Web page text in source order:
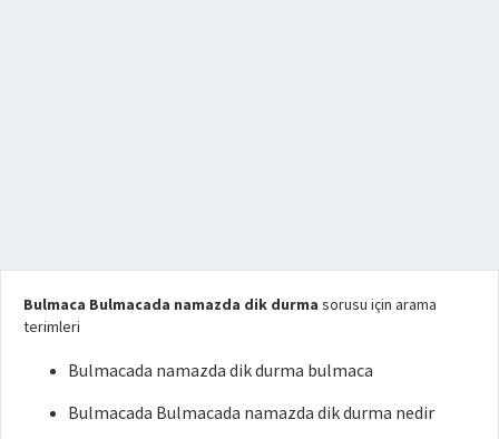
Bulmaca Bulmacada namazda dik durma sorusu için arama
terimleri
Bulmacada namazda dik durma bulmaca
Bulmacada Bulmacada namazda dik durma nedir